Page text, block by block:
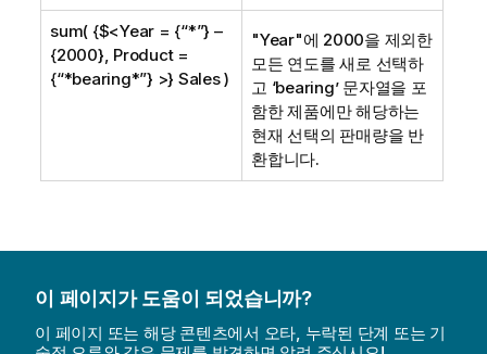
sum( {$<Year = {“*”} –
{2000}, Product =
{“*bearing*”} >} Sales )
"Year"에 2000을 제외한
모든 연도를 새로 선택하
고 ‘bearing’ 문자열을 포
함한 제품에만 해당하는
현재 선택의 판매량을 반
환합니다.
이 페이지가 도움이 되었습니까?
이 페이지 또는 해당 콘텐츠에서 오타, 누락된 단계 또는 기